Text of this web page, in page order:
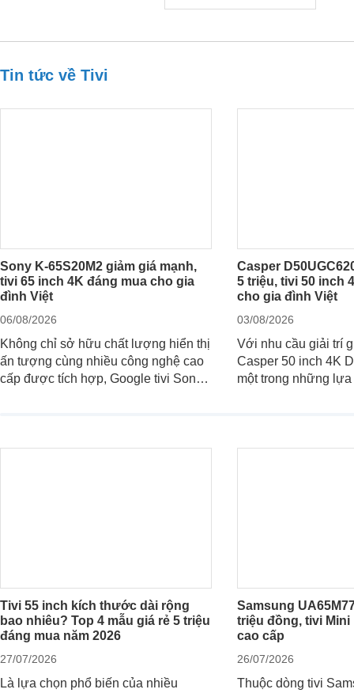
Tin tức về Tivi
Sony K-65S20M2 giảm giá mạnh,
tivi 65 inch 4K đáng mua cho gia
đình Việt
06/08/2026
Không chỉ sở hữu chất lượng hiển thị
ấn tượng cùng nhiều công nghệ cao
cấp được tích hợp, Google tivi Sony
Casper
5 triệu, tivi 50 inch
cho gia đình Việt
03/08/2026
Với nhu cầu giải trí
Casper 50 inch 4K
một trong những
hấp dẫn.
Tivi 55 inch kích thước dài rộng
bao nhiêu? Top 4 mẫu giá rẻ 5 triệu
đáng mua năm 2026
27/07/2026
Là lựa chọn phổ biến của nhiều
Samsung
triệu đồng, tivi Mini
cao cấp
26/07/2026
Thuộc dòng tivi